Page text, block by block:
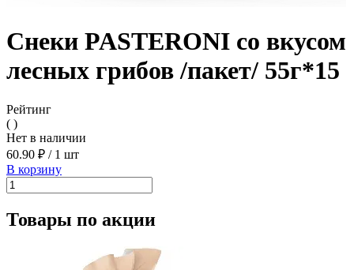
Снеки PASTERONI со вкусом
лесных грибов /пакет/ 55г*15
Рейтинг
( )
Нет в наличии
60.90 ₽ /1 шт
В корзину
Товары по акции